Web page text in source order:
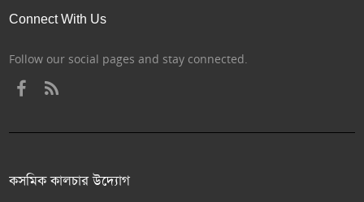
Connect With Us
Follow our social pages and stay connected.
কসমিক কালচার উদ্যোগ